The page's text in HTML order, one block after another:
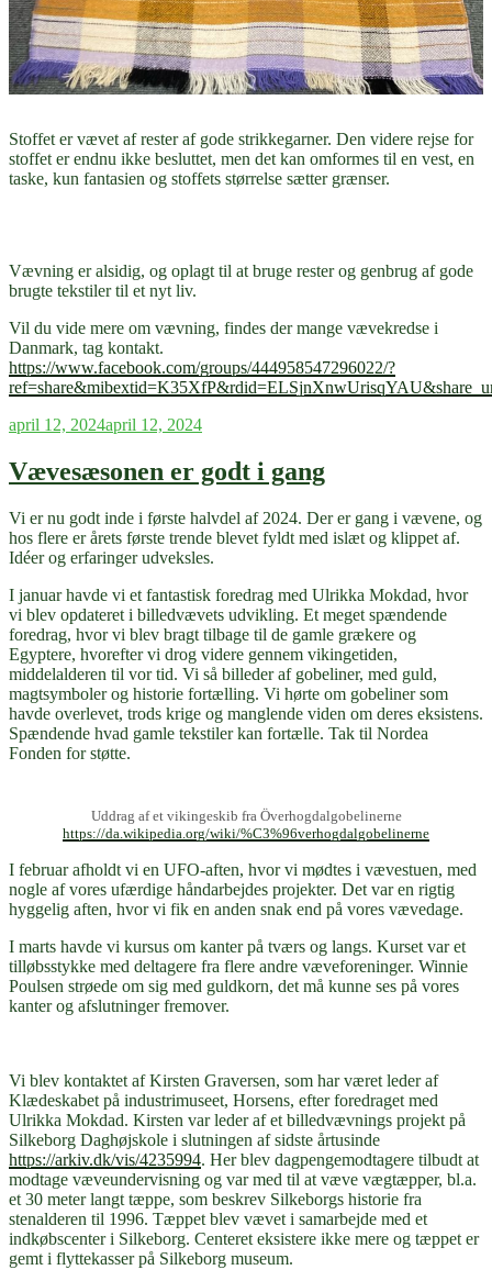
Stoffet er vævet af rester af gode strikkegarner. Den videre rejse for
stoffet er endnu ikke besluttet, men det kan omformes til en vest, en
taske, kun fantasien og stoffets størrelse sætter grænser.
Vævning er alsidig, og oplagt til at bruge rester og genbrug af gode
brugte tekstiler til et nyt liv.
Vil du vide mere om vævning, findes der mange vævekredse i
Danmark, tag kontakt.
https://www.facebook.com/groups/444958547296022/?
Udgivet
april 12, 2024april 12, 2024
Vævesæsonen er godt i gang
Vi er nu godt inde i første halvdel af 2024. Der er gang i vævene, og
hos flere er årets første trende blevet fyldt med islæt og klippet af.
Idéer og erfaringer udveksles.
I januar havde vi et fantastisk foredrag med Ulrikka Mokdad, hvor
vi blev opdateret i billedvævets udvikling. Et meget spændende
foredrag, hvor vi blev bragt tilbage til de gamle grækere og
Egyptere, hvorefter vi drog videre gennem vikingetiden,
middelalderen til vor tid. Vi så billeder af gobeliner, med guld,
magtsymboler og historie fortælling. Vi hørte om gobeliner som
havde overlevet, trods krige og manglende viden om deres eksistens.
Spændende hvad gamle tekstiler kan fortælle. Tak til Nordea
Fonden for støtte.
Uddrag af et vikingeskib fra Överhogdalgobelinerne
https://da.wikipedia.org/wiki/%C3%96verhogdalgobelinerne
I februar afholdt vi en UFO-aften, hvor vi mødtes i vævestuen, med
nogle af vores ufærdige håndarbejdes projekter. Det var en rigtig
hyggelig aften, hvor vi fik en anden snak end på vores vævedage.
I marts havde vi kursus om kanter på tværs og langs. Kurset var et
tilløbsstykke med deltagere fra flere andre væveforeninger. Winnie
Poulsen strøede om sig med guldkorn, det må kunne ses på vores
kanter og afslutninger fremover.
Vi blev kontaktet af Kirsten Graversen, som har været leder af
Klædeskabet på industrimuseet, Horsens, efter foredraget med
Ulrikka Mokdad. Kirsten var leder af et billedvævnings projekt på
Silkeborg Daghøjskole i slutningen af sidste årtusinde
https://arkiv.dk/vis/4235994. Her blev dagpengemodtagere tilbudt at
modtage væveundervisning og var med til at væve vægtæpper, bl.a.
et 30 meter langt tæppe, som beskrev Silkeborgs historie fra
stenalderen til 1996. Tæppet blev vævet i samarbejde med et
indkøbscenter i Silkeborg. Centeret eksistere ikke mere og tæppet er
gemt i flyttekasser på Silkeborg museum.